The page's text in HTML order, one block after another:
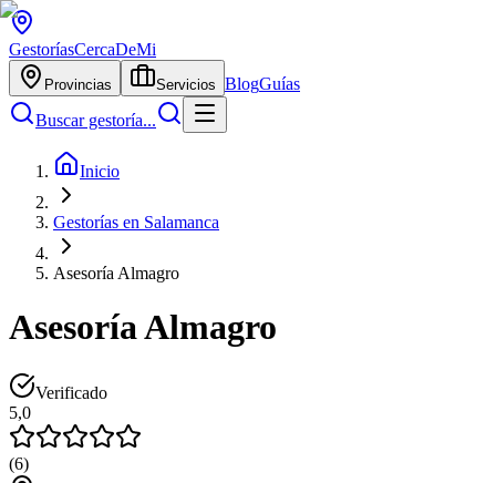
GestoríasCercaDeMi
Provincias Servicios BlogGuías
Buscar gestoría...
Inicio
Gestorías en Salamanca
Asesoría Almagro
Asesoría Almagro
Verificado
5,0
(6)